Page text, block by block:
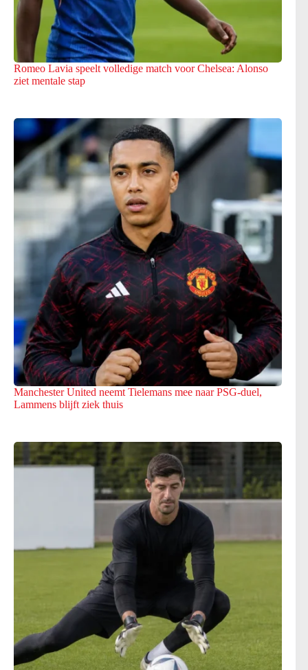
Romeo Lavia speelt volledige match voor Chelsea: Alonso
ziet mentale stap
Manchester United neemt Tielemans mee naar PSG-duel,
Lammens blijft ziek thuis